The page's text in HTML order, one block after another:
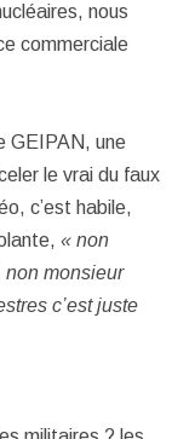
nous
commerciale
GEIPAN, une
le vrai du faux
c’est habile,
« non
non monsieur
c’est juste